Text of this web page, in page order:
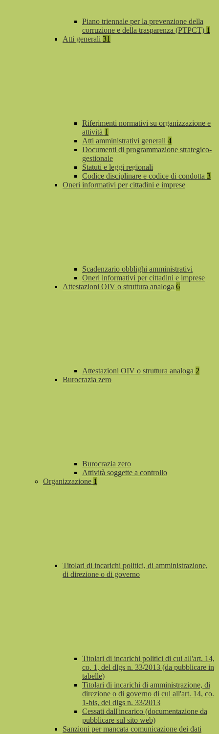
Piano triennale per la prevenzione della
corruzione e della trasparenza (PTPCT) 1
Atti generali 31
Riferimenti normativi su organizzazione e
attività 1
Atti amministrativi generali 4
Documenti di programmazione strategico-
gestionale
Statuti e leggi regionali
Codice disciplinare e codice di condotta 3
Oneri informativi per cittadini e imprese
Scadenzario obblighi amministrativi
Oneri informativi per cittadini e imprese
Attestazioni OIV o struttura analoga 6
Attestazioni OIV o struttura analoga 2
Burocrazia zero
Burocrazia zero
Attività soggette a controllo
Organizzazione 1
Titolari di incarichi politici, di amministrazione,
di direzione o di governo
Titolari di incarichi politici di cui all'art. 14,
co. 1, del dlgs n. 33/2013 (da pubblicare in
tabelle)
Titolari di incarichi di amministrazione, di
direzione o di governo di cui all'art. 14, co.
1-bis, del dlgs n. 33/2013
Cessati dall'incarico (documentazione da
pubblicare sul sito web)
Sanzioni per mancata comunicazione dei dati